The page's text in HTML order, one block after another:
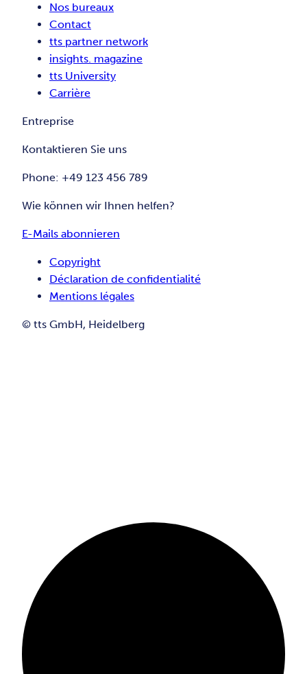
Nos bureaux
Contact
tts partner network
insights. magazine
tts University
Carrière
Entreprise
Kontaktieren Sie uns
Phone: +49 123 456 789
Wie können wir Ihnen helfen?
E-Mails abonnieren
Copyright
Déclaration de confidentialité
Mentions légales
© tts GmbH, Heidelberg